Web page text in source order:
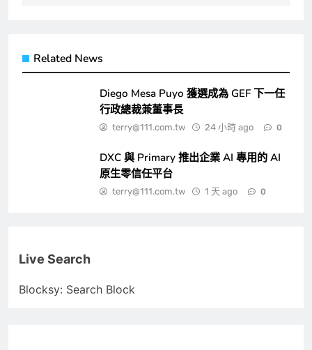
Related News
Diego Mesa Puyo 獲選成為 GEF 下一任
行政總裁兼董事長
terry@111.com.tw 24 小時 ago 0
DXC 與 Primary 推出企業 AI 專用的 AI
原生零信任平台
terry@111.com.tw 1 天 ago 0
Live Search
Blocksy: Search Block